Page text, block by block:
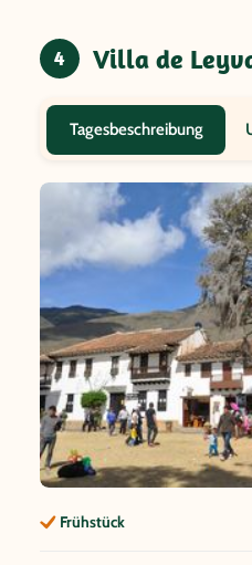
4 Villa de
Tagesbeschreibung
Frühstück